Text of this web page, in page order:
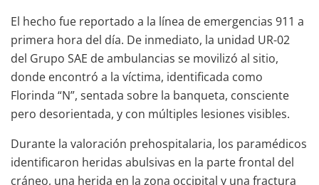
El hecho fue reportado a la línea de emergencias 911 a
primera hora del día. De inmediato, la unidad UR-02
del Grupo SAE de ambulancias se movilizó al sitio,
donde encontró a la víctima, identificada como
Florinda “N”, sentada sobre la banqueta, consciente
pero desorientada, y con múltiples lesiones visibles.
Durante la valoración prehospitalaria, los paramédicos
identificaron heridas abulsivas en la parte frontal del
cráneo, una herida en la zona occipital y una fractura